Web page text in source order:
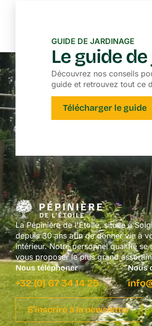
GUIDE DE JARDINAGE
Le guide
Découvrez nos conseils
guide et retrouvez tout ce
Télécharger le guide
La Pépinière de l'Étoile, située à
depuis 30 ans afin de donner vie à
intérieur. Notre personnel qualifié
vous proposer le plus grand
Nous téléphoner
+32 (0) 67 34 14 25
Nous
S'inscrire à la newsletter